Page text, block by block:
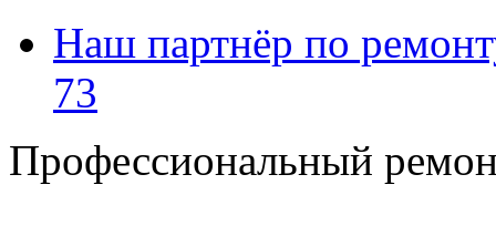
Наш партнёр по
73
Профессиональный